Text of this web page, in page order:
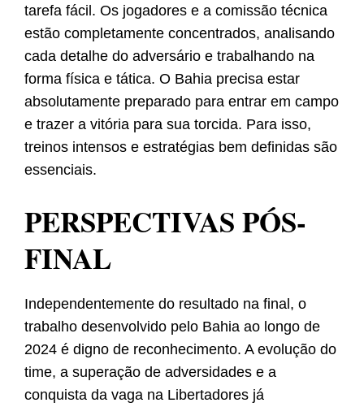
tarefa fácil. Os jogadores e a comissão técnica
estão completamente concentrados, analisando
cada detalhe do adversário e trabalhando na
forma física e tática. O Bahia precisa estar
absolutamente preparado para entrar em campo
e trazer a vitória para sua torcida. Para isso,
treinos intensos e estratégias bem definidas são
essenciais.
PERSPECTIVAS PÓS-
FINAL
Independentemente do resultado na final, o
trabalho desenvolvido pelo Bahia ao longo de
2024 é digno de reconhecimento. A evolução do
time, a superação de adversidades e a
conquista da vaga na Libertadores já